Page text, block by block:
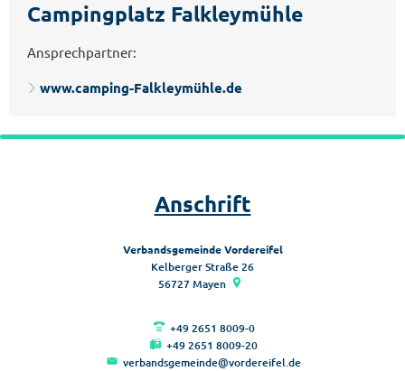
Campingplatz Falkleymühle
Ansprechpartner:
www.camping-Falkleymühle.de
Anschrift
Verbandsgemeinde Vordereifel
Kelberger Straße 26
56727 Mayen
+49 2651 8009-0
+49 2651 8009-20
verbandsgemeinde@vordereifel.de